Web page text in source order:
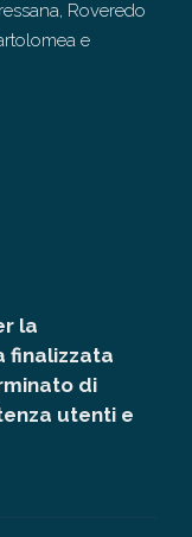
Roveredo
e
la
finalizzata
di
utenti e